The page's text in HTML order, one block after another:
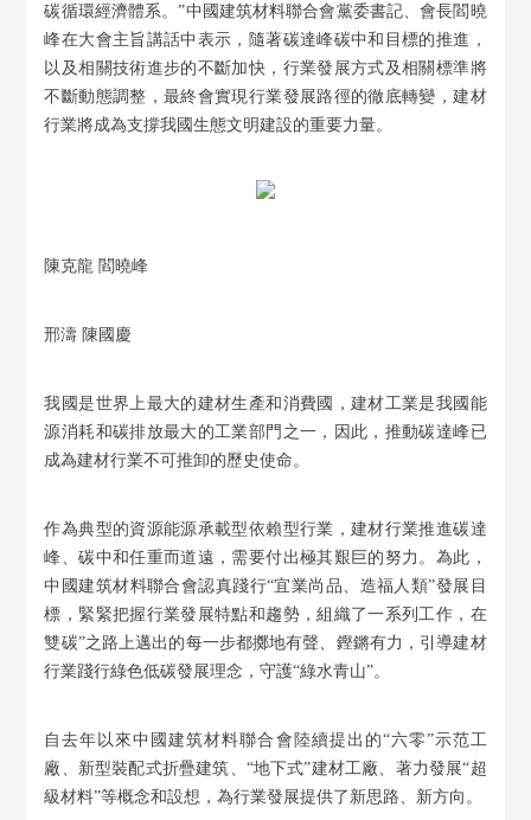
碳循環經濟體系。”中國建筑材料聯合會黨委書記、會長閻曉
峰在大會主旨講話中表示，隨著碳達峰碳中和目標的推進，
以及相關技術進步的不斷加快，行業發展方式及相關標準將
不斷動態調整，最終會實現行業發展路徑的徹底轉變，建材
行業將成為支撐我國生態文明建設的重要力量。
陳克龍 閻曉峰
邢濤 陳國慶
我國是世界上最大的建材生產和消費國，建材工業是我國能
源消耗和碳排放最大的工業部門之一，因此，推動碳達峰已
成為建材行業不可推卸的歷史使命。
作為典型的資源能源承載型依賴型行業，建材行業推進碳達
峰、碳中和任重而道遠，需要付出極其艱巨的努力。為此，
中國建筑材料聯合會認真踐行“宜業尚品、造福人類”發展目
標，緊緊把握行業發展特點和趨勢，組織了一系列工作，在
雙碳”之路上邁出的每一步都擲地有聲、鏗鏘有力，引導建材
行業踐行綠色低碳發展理念，守護“綠水青山”。
自去年以來中國建筑材料聯合會陸續提出的“六零”示范工
廠、新型裝配式折疊建筑、“地下式”建材工廠、著力發展“超
級材料”等概念和設想，為行業發展提供了新思路、新方向。